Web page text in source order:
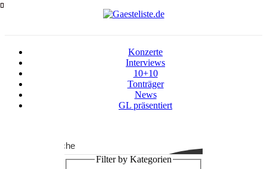
Konzerte
Interviews
10+10
Tonträger
News
GL präsentiert
Suche
Filter by Kategorien